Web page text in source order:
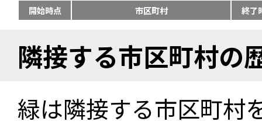
開始時点
市区町村 終了
隣接する市区町村の
緑は隣接する市区町村